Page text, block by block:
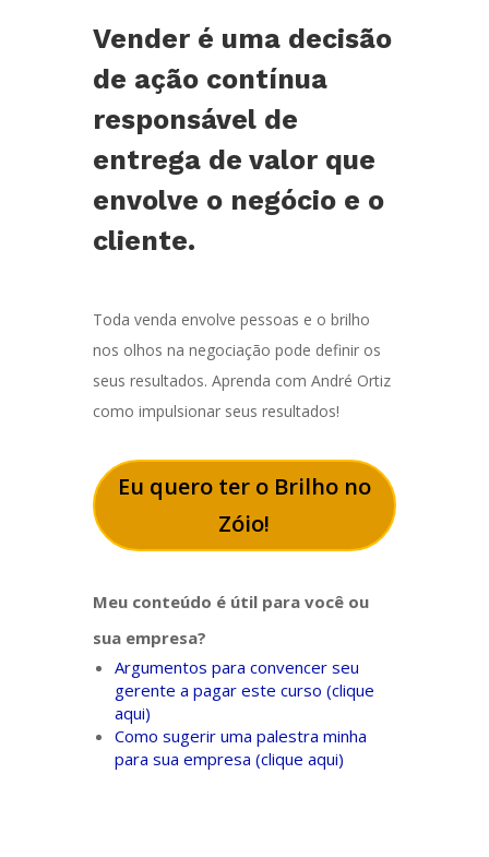
Vender é uma decisão
de ação contínua
responsável de
entrega de valor que
envolve o negócio e o
cliente.
Toda venda envolve pessoas e o brilho
nos olhos na negociação pode definir os
seus resultados. Aprenda com André Ortiz
como impulsionar seus resultados!
Eu quero ter o Brilho no
Zóio!
Meu conteúdo é útil para você ou
sua empresa?
Argumentos para convencer seu
gerente a pagar este curso (clique
aqui)
Como sugerir uma palestra minha
para sua empresa (clique aqui)